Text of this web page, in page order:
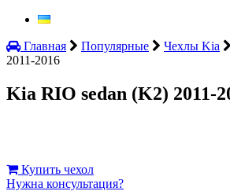
Главная Популярные Чехлы Kia
2011-2016
Kia RIO sedan (K2) 2011-
Купить чехол
Нужна консультация?